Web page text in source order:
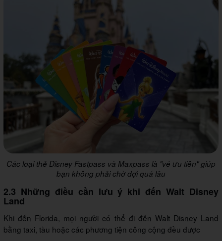
Các loại thẻ Disney Fastpass và Maxpass là "vé ưu tiên" giúp
bạn không phải chờ đợi quá lâu
2.3 Những điều cần lưu ý khi đến Walt Disney
Land
Khi đến Florida, mọi người có thể đi đến Walt Disney Land
bằng taxi, tàu hoặc các phương tiện công cộng đều được